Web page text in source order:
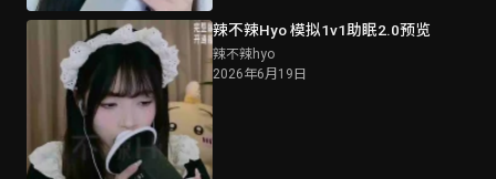
辣不辣Hyo 模拟1v1助眠2.0预览
辣不辣hyo
2026年6月19日